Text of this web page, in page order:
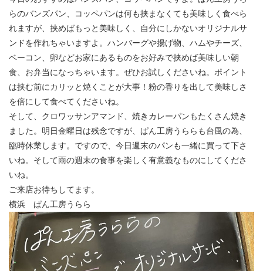
らのバンズパン、コッペパンは何も挟まなくても美味しく食べら
れますが、挟めばもっと美味しく、自分にしかないオリジナルサ
ンドを作れちゃいますよ。ハンバーグや揚げ物、ハムやチーズ、
ベーコン、卵などお家にあるものをお好みで挟めば美味しい朝
食、お弁当になっちゃいます。ぜひお試しくださいね。ポイント
は挟む前にカリッと焼くことが大事！粉の香りを出して美味しさ
を倍にして食べてくださいね。
そして、クロワッサンアマンド、焼きカレーパンもたくさん焼き
ました。明日金曜日は残念ですが、ぱん工房うららも台風の為、
臨時休業します。ですので、今日週末のパンも一緒に買って下さ
いね。そして雨の週末の食事を楽しく有意義なものにしてくださ
いね。
ご来店お待ちしてます。
横浜 ぱん工房うらら